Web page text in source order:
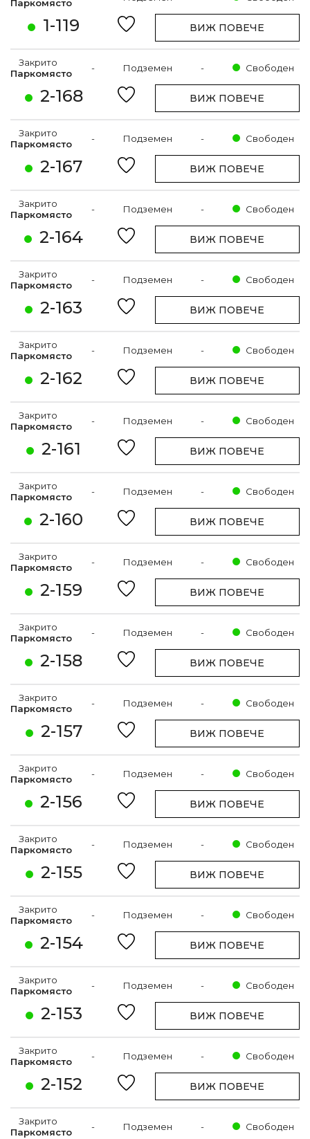
1-119
Паркомясто
ВИЖ ПОВЕЧЕ
2-168
Закрито
Паркомясто
- Подземен - Свободен
ВИЖ ПОВЕЧЕ
2-167
Закрито
Паркомясто
- Подземен - Свободен
ВИЖ ПОВЕЧЕ
2-164
Закрито
Паркомясто
- Подземен - Свободен
ВИЖ ПОВЕЧЕ
2-163
Закрито
Паркомясто
- Подземен - Свободен
ВИЖ ПОВЕЧЕ
2-162
Закрито
Паркомясто
- Подземен - Свободен
ВИЖ ПОВЕЧЕ
2-161
Закрито
Паркомясто
- Подземен - Свободен
ВИЖ ПОВЕЧЕ
2-160
Закрито
Паркомясто
- Подземен - Свободен
ВИЖ ПОВЕЧЕ
2-159
Закрито
Паркомясто
- Подземен - Свободен
ВИЖ ПОВЕЧЕ
2-158
Закрито
Паркомясто
- Подземен - Свободен
ВИЖ ПОВЕЧЕ
2-157
Закрито
Паркомясто
- Подземен - Свободен
ВИЖ ПОВЕЧЕ
2-156
Закрито
Паркомясто
- Подземен - Свободен
ВИЖ ПОВЕЧЕ
2-155
Закрито
Паркомясто
- Подземен - Свободен
ВИЖ ПОВЕЧЕ
2-154
Закрито
Паркомясто
- Подземен - Свободен
ВИЖ ПОВЕЧЕ
2-153
Закрито
Паркомясто
- Подземен - Свободен
ВИЖ ПОВЕЧЕ
2-152
Закрито
Паркомясто
- Подземен - Свободен
ВИЖ ПОВЕЧЕ
Закрито
Паркомясто
- Подземен - Свободен